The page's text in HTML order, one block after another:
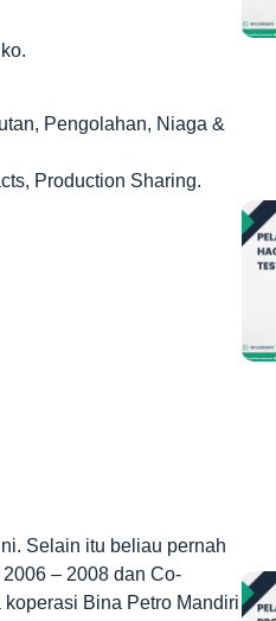
Pengolahan, Niaga &
Production Sharing.
Selain itu beliau pernah
– 2008 dan Co-
Bina Petro Mandiri